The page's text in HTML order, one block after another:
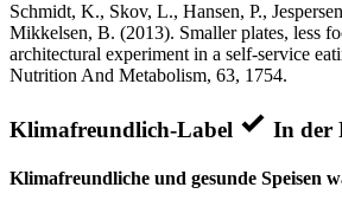
Schmidt, K., Skov, L., Hansen, P.,
Mikkelsen, B. (2013). Smaller plates, less
architectural experiment in a self-service
Nutrition And Metabolism, 63, 1754.
Klimafreundlich-Label In der
Klimafreundliche und gesunde Speisen